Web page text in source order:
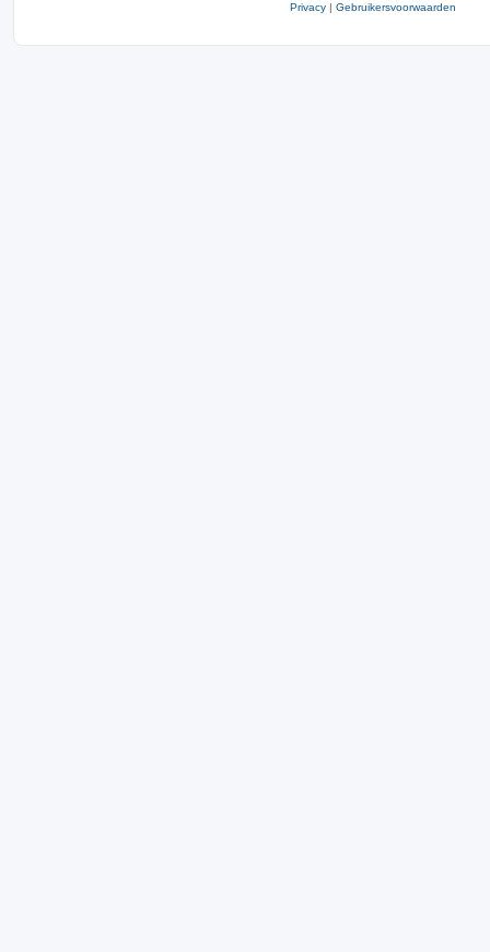
Privacy| Gebruikersvoorwaarden